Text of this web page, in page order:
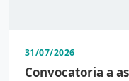
31/07/2026
Convocatoria a